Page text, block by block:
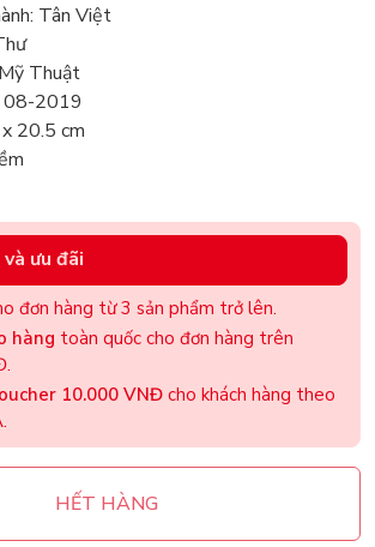
Tân Việt
Thuật
08-2019
20.5 cm
ưu đãi
đơn hàng từ 3 sản phẩm trở lên.
hàng toàn quốc cho đơn hàng trên
10.000 VNĐ cho khách hàng theo
HẾT HÀNG